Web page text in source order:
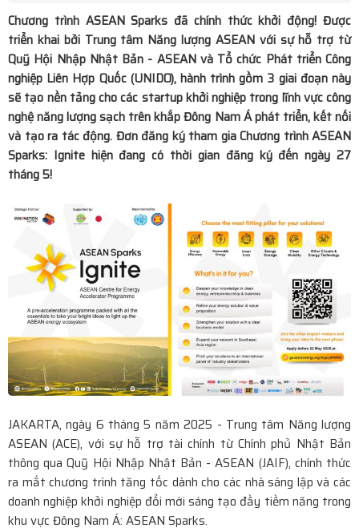
HANE tổ chức tham quan Biwase E.T.S: Khẳng định vai
trò tiên phong trong bảo vệ môi trường
Bùi Lan Anh đăng quang Hoa khôi UEB Charming 2025
Lan tỏa hành trình xanh vì biển đảo: Hơn 350.000 cây
được đưa ra Trường Sa giai đoạn 2024-2025
Âm nhạc kết nối hai thế hệ trong “Hello Việt Nam” phiên
Phiên Chợ Từ Tâm Tại Đại Học KHXH&NV - ĐHQG
TP.HCM: Kết Nối Yêu Thương, Tiếp Sức Sinh Viên Vượt
Khó
Di Sản Spiral: Từ Áo Dài Như Ký Ức Đẹp Đến Áo Dài Như
Nhà Thiết Kế Sĩ Hoàng Lan Tỏa Thông Điệp Hồn Nhiên
Trong Thời Trang Trẻ Em Tại Casting Spring Tết Kid
Fashion Show
Chương trình ASEAN Sparks đã chính thức khởi động! Được
triển khai bởi Trung tâm Năng lượng ASEAN với sự hỗ trợ từ
Quỹ Hội Nhập Nhật Bản - ASEAN và Tổ chức Phát triển Công
nghiệp Liên Hợp Quốc (UNIDO), hành trình gồm 3 giai đoạn này
sẽ tạo nền tảng cho các startup khởi nghiệp trong lĩnh vực công
nghệ năng lượng sạch trên khắp Đông Nam Á phát triển, kết nối
và tạo ra tác động. Đơn đăng ký tham gia Chương trình ASEAN
Sparks: Ignite hiện đang có thời gian đăng ký đến ngày 27
tháng 5!
JAKARTA, ngày 6 tháng 5 năm 2025 - Trung tâm Năng lượng
ASEAN (ACE), với sự hỗ trợ tài chính từ Chính phủ Nhật Bản
thông qua Quỹ Hội Nhập Nhật Bản - ASEAN (JAIF), chính thức
ra mắt chương trình tăng tốc dành cho các nhà sáng lập và các
doanh nghiệp khởi nghiệp đổi mới sáng tạo đầy tiềm năng trong
khu vực Đông Nam Á: ASEAN Sparks.